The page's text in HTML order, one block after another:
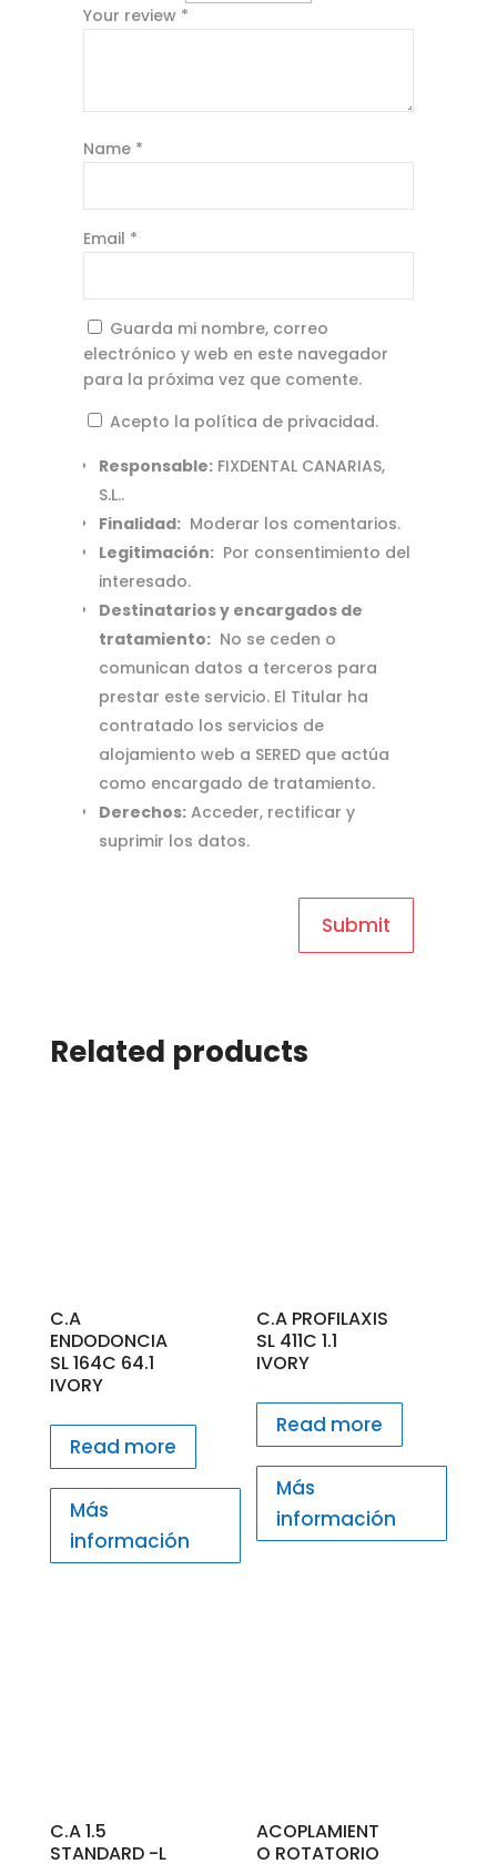
Your review *
Name *
Email *
Guarda mi nombre, correo
electrónico y web en este navegador
para la próxima vez que comente.
Acepto la política de privacidad.
Responsable:FIXDENTAL CANARIAS,
S.L..
Finalidad:Moderar los comentarios.
Legitimación:Por consentimiento del
interesado.
Destinatarios y encargados de
tratamiento:No se ceden o
comunican datos a terceros para
prestar este servicio. El Titular ha
contratado los servicios de
alojamiento web a SERED que actúa
como encargado de tratamiento.
Derechos:Acceder, rectificar y
suprimir los datos.
Related products
C.A
ENDODONCIA
SL 164C 64.1
IVORY
Read more
Más
información
C.A PROFILAXIS
SL 411C 1.1
IVORY
Read more
Más
información
C.A 1.5
STANDARD -L
ACOPLAMIENT
O ROTATORIO